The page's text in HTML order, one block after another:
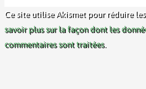
Ce site utilise Akismet pour réduire
savoir plus sur la façon dont les
commentaires sont traitées.